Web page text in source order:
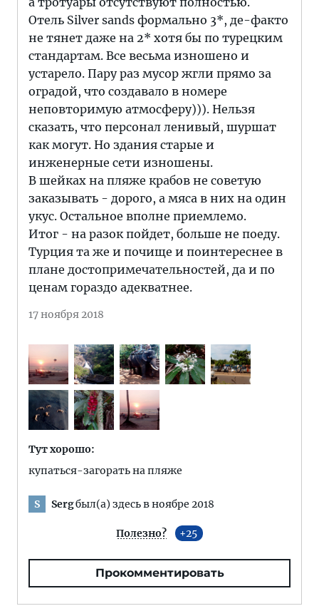
Отель Silver sands формально 3*, де-факто
не тянет даже на 2* хотя бы по турецким
стандартам. Все весьма изношено и
устарело. Пару раз мусор жгли прямо за
оградой, что создавало в номере
неповторимую атмосферу))). Нельзя
сказать, что персонал ленивый, шуршат
как могут. Но здания старые и
инженерные сети изношены.
В шейках на пляже крабов не советую
заказывать - дорого, а мяса в них на один
укус. Остальное вполне приемлемо.
Итог - на разок пойдет, больше не поеду.
Турция та же и почище и поинтереснее в
плане достопримечательностей, да и по
ценам гораздо адекватнее.
17 ноября 2018
Тут хорошо:
купаться-загорать на пляже
S Sergбыл(а) здесь в ноябре 2018
Полезно? 25
Прокомментировать